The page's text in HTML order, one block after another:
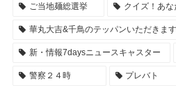
ご当地麺総選挙 クイズ！あ
華丸大吉&千鳥のテッパンいただきま
新・情報7daysニュースキャスター
警察２４時 プレバト